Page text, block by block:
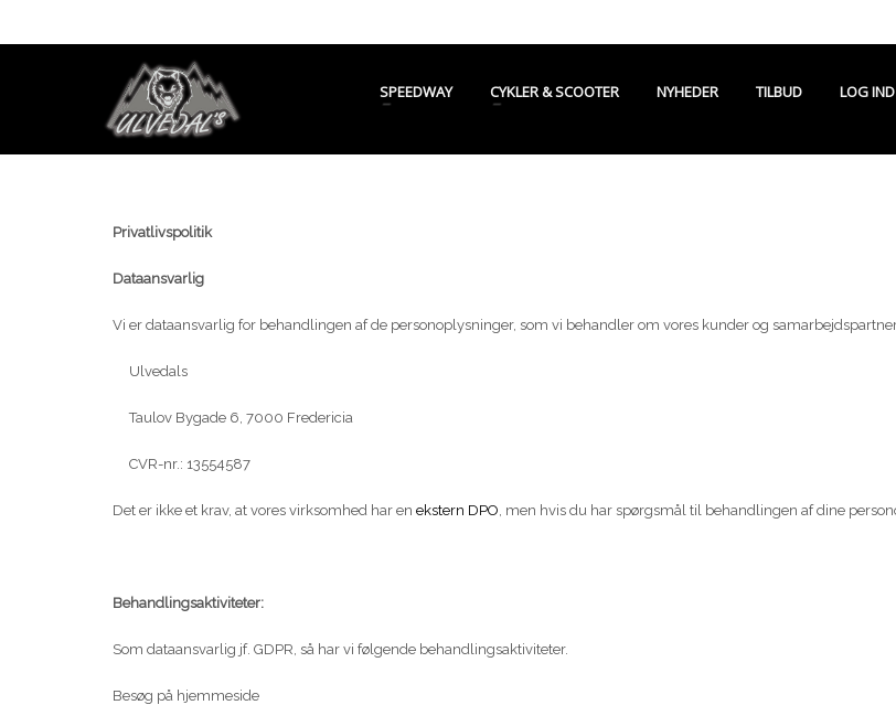
SPEEDWAY CYKLER & SCOOTER NYHEDER TILBUD LOG IND
Privatlivspolitik
Dataansvarlig
Vi er dataansvarlig for behandlingen af de personoplysninger, som vi behandler om vores kunder og
Ulvedals
Taulov Bygade 6, 7000 Fredericia
CVR-nr.: 13554587
Det er ikke et krav, at vores virksomhed har en ekstern DPO, men hvis du har spørgsmål til behandlingen af dine
Behandlingsaktiviteter:
Som dataansvarlig jf. GDPR, så har vi følgende behandlingsaktiviteter.
Besøg på hjemmeside